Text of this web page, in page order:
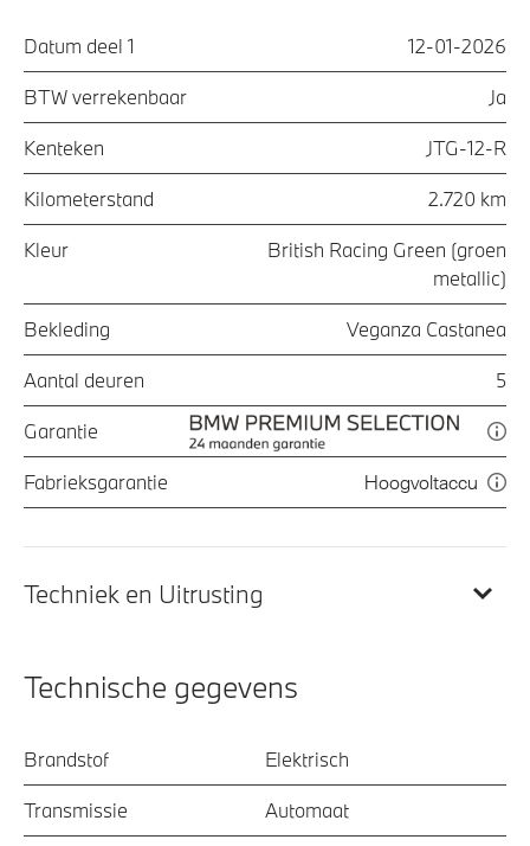
Datum deel 1 12-01-2026
BTW verrekenbaar Ja
Kenteken JTG-12-R
Kilometerstand 2.720 km
Kleur
British Racing Green (groen
metallic)
Bekleding Veganza Castanea
Aantal deuren 5
Garantie
Fabrieksgarantie Hoogvoltaccu
Techniek en Uitrusting
Technische gegevens
Brandstof Elektrisch
Transmissie Automaat